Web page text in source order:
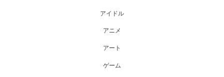
アイドル
アニメ
アート
ゲーム